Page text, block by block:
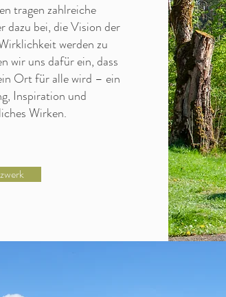
tragen zahlreiche
dazu bei, die Vision der
werden zu
wir uns dafür ein, dass
Ort für alle wird – ein
Inspiration und
Wirken.